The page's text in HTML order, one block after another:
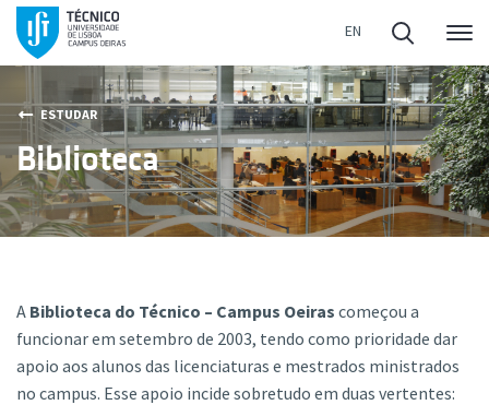
ESTUDAR
Biblioteca
A Biblioteca do Técnico – Campus Oeiras começou a
funcionar em setembro de 2003, tendo como prioridade dar
apoio aos alunos das licenciaturas e mestrados ministrados
no campus. Esse apoio incide sobretudo em duas vertentes: